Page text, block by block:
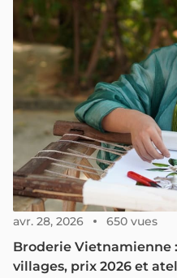
avr. 28, 2026 650 vues
Broderie Vietnamienne
villages, prix 2026 et